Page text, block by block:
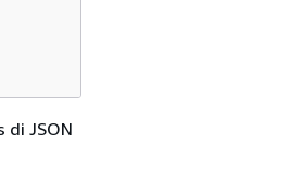
di JSON